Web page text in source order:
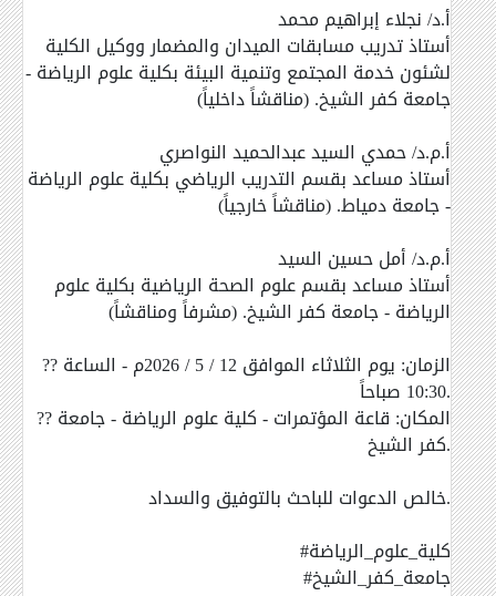
أ.د/ نجلاء إبراهيم محمد
أستاذ تدريب مسابقات الميدان والمضمار ووكيل الكلية
لشئون خدمة المجتمع وتنمية البيئة بكلية علوم الرياضة -
جامعة كفر الشيخ. (مناقشاً داخلياً)
أ.م.د/ حمدي السيد عبدالحميد النواصري
أستاذ مساعد بقسم التدريب الرياضي بكلية علوم الرياضة
- جامعة دمياط. (مناقشاً خارجياً)
أ.م.د/ أمل حسين السيد
أستاذ مساعد بقسم علوم الصحة الرياضية بكلية علوم
الرياضة - جامعة كفر الشيخ. (مشرفاً ومناقشاً)
?? الزمان: يوم الثلاثاء الموافق 12 / 5 / 2026م - الساعة
10:30 صباحاً.
?? المكان: قاعة المؤتمرات - كلية علوم الرياضة - جامعة
كفر الشيخ.
خالص الدعوات للباحث بالتوفيق والسداد.
#كلية_علوم_الرياضة
#جامعة_كفر_الشيخ